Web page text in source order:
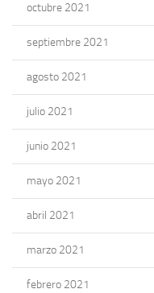
octubre 2021
septiembre 2021
agosto 2021
julio 2021
junio 2021
mayo 2021
abril 2021
marzo 2021
febrero 2021